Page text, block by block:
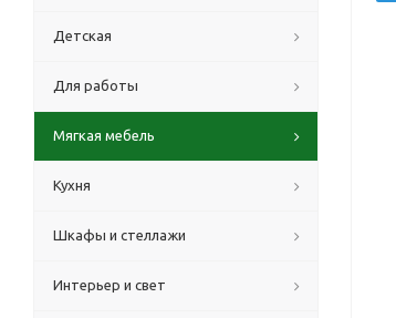
Детская
Для работы
Мягкая мебель
Кухня
Шкафы и стеллажи
Интерьер и свет